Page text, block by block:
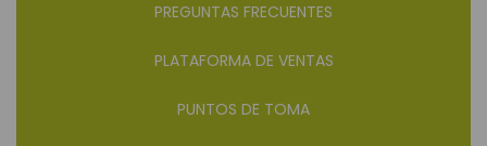
PREGUNTAS FRECUENTES
PLATAFORMA DE VENTAS
PUNTOS DE TOMA